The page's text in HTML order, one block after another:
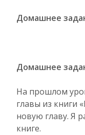
Домашнее
Домашнее
На прошлом
главы из книги
новую главу. Я
книге.